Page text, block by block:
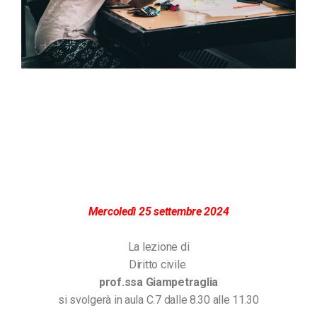
Mercoledì 25 settembre 2024
La lezione di
Diritto civile
prof.ssa Giampetraglia
si svolgerà in aula C.7 dalle 8.30 alle 11.30